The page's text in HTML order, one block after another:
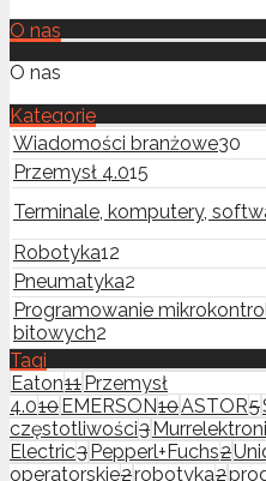
O nas
O nas
Kategorie
Wiadomości branżowe30
Przemysł 4.015
Terminale, komputery,
Robotyka12
Pneumatyka2
Programowanie
bitowych2
Tagi
Eaton11Przemysł
4.010EMERSON10ASTOR5
częstotliwości3
Electric3Pepperl+Fuchs2
operatorskie2robotyka2